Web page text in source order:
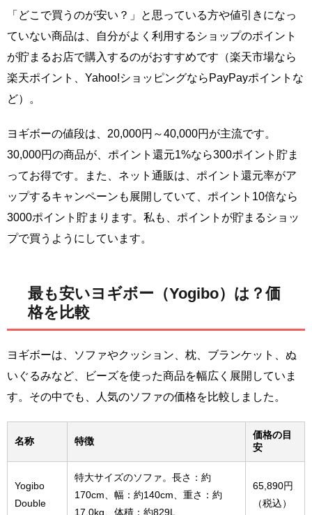
「どこで買うのが安い？」と思っている方や値引きになっ
ていない商品は、自分がよく利用するショップのポイント
が貯まるお店で購入するのがおすすめです（楽天市場なら
楽天ポイント、Yahoo!ショッピングならPayPayポイントな
ど）。
ヨギボーの値段は、20,000円～40,000円が主流です。
30,000円の商品が、ポイント還元1%なら300ポイント貯ま
ってお得です。また、ネット通販は、ポイント還元率がア
ップするキャンペーンも展開していて、ポイント10倍なら
3000ポイント貯まります。私も、ポイントが貯まるショッ
プで買うようにしています。
最も安いヨギボー（Yogibo）は？価
格を比較
ヨギボーは、ソファやクッション、枕、ブランケット、ぬ
いぐるみなど、ビーズを使った商品を幅広く展開していま
す。その中でも、人気のソファの価格を比較しました。
名称 特徴
価格の目
安
Yogibo
Double
特大サイズのソファ。長さ：約
170cm、幅：約140cm、重さ：約
17.0kg、体積：約829L
65,890円
（税込）